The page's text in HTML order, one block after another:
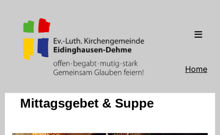
Home
Mittagsgebet & Suppe